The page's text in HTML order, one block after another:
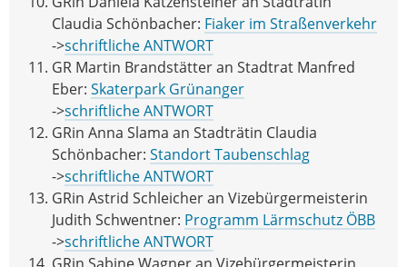
Claudia Schönbacher: Fiaker im Straßenverkehr
->schriftliche ANTWORT
GR Martin Brandstätter an Stadtrat Manfred
Eber: Skaterpark Grünanger
->schriftliche ANTWORT
GRin Anna Slama an Stadträtin Claudia
Schönbacher: Standort Taubenschlag
->schriftliche ANTWORT
GRin Astrid Schleicher an Vizebürgermeisterin
Judith Schwentner: Programm Lärmschutz ÖBB
->schriftliche ANTWORT
GRin Sabine Wagner an Vizebürgermeisterin